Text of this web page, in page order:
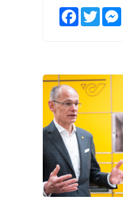
FacebookTwitter